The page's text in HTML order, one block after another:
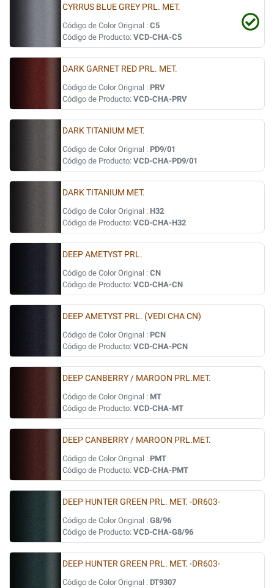
CYRRUS BLUE GREY PRL. MET.
Código de Color Original : C5
Código de Producto: VCD-CHA-C5
DARK GARNET RED PRL. MET.
Código de Color Original : PRV
Código de Producto: VCD-CHA-PRV
DARK TITANIUM MET.
Código de Color Original : PD9/01
Código de Producto: VCD-CHA-PD9/01
DARK TITANIUM MET.
Código de Color Original : H32
Código de Producto: VCD-CHA-H32
DEEP AMETYST PRL.
Código de Color Original : CN
Código de Producto: VCD-CHA-CN
DEEP AMETYST PRL. (VEDI CHA CN)
Código de Color Original : PCN
Código de Producto: VCD-CHA-PCN
DEEP CANBERRY / MAROON PRL.MET.
Código de Color Original : MT
Código de Producto: VCD-CHA-MT
DEEP CANBERRY / MAROON PRL.MET.
Código de Color Original : PMT
Código de Producto: VCD-CHA-PMT
DEEP HUNTER GREEN PRL. MET. -DR603-
Código de Color Original : G8/96
Código de Producto: VCD-CHA-G8/96
DEEP HUNTER GREEN PRL. MET. -DR603-
Código de Color Original : DT9307